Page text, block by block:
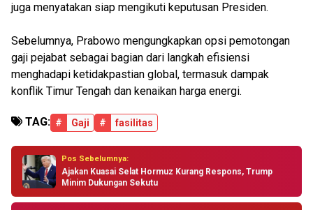
juga menyatakan siap mengikuti keputusan Presiden.
Sebelumnya, Prabowo mengungkapkan opsi pemotongan
gaji pejabat sebagai bagian dari langkah efisiensi
menghadapi ketidakpastian global, termasuk dampak
konflik Timur Tengah dan kenaikan harga energi.
TAG: # Gaji # fasilitas
Pos Sebelumnya:
Ajakan Kuasai Selat Hormuz Kurang Respons, Trump
Minim Dukungan Sekutu